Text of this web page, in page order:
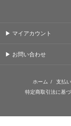
▶ マイアカウント
▶ お問い合わせ
ホーム / 支払
特定商取引法に基